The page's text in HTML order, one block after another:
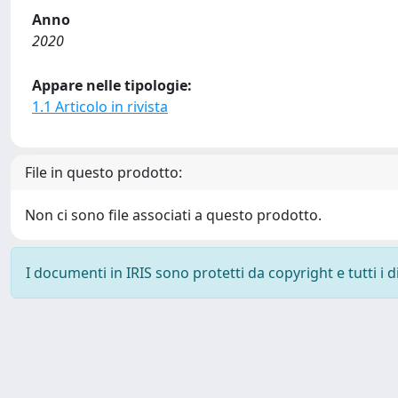
Anno
2020
Appare nelle tipologie:
1.1 Articolo in rivista
File in questo prodotto:
Non ci sono file associati a questo prodotto.
I documenti in IRIS sono protetti da copyright e tutti i